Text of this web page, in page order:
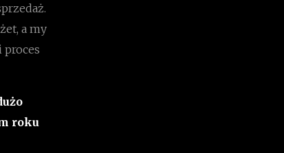
a my
proces
roku